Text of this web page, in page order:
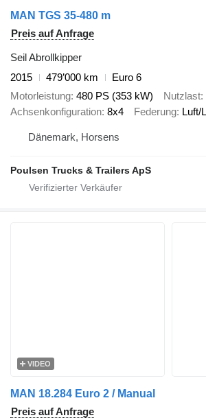
MAN TGS 35-480 m
Preis auf Anfrage
Seil Abrollkipper
2015
479’000 km
Euro 6
Motorleistung 480 PS (353 kW) Nutzlast
Achsenkonfiguration 8x4 Federung Luft/
Dänemark, Horsens
Poulsen Trucks & Trailers ApS
VIDEO
MAN 18.284 Euro 2 / Manual
Preis auf Anfrage